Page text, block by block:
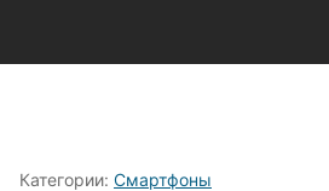
Категории: Смартфоны